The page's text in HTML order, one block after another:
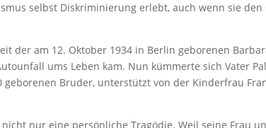
selbst Diskriminierung erlebt, auch wenn sie
der am 12. Oktober 1934 in Berlin geborenen
ums Leben kam. Nun kümmerte sich Vater
Bruder, unterstützt von der Kinderfrau
nur eine persönliche Tragödie. Weil seine Frau